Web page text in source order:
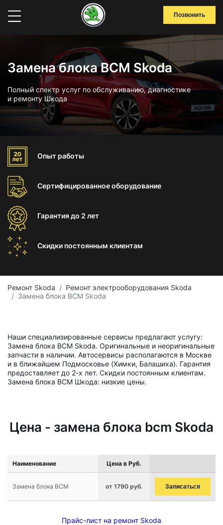
Позвонить
Замена блока BCM Skoda
Полный спектр услуг по обслуживанию, диагностике
и ремонту Шкода
Опыт работы
Сертифицированноеоборудование
Гарантиядо 2 лет
Скидки постоянным клиентам
Ремонт Skoda
Ремонт электрооборудования Skoda
Замена блока BCM Skoda
Наши специализированные сервисы предлагают услугу:
Замена блока BCM Skoda. Оригинальные и неоригинальные
запчасти в наличии. Автосервисы располагаются в Москве
и в ближайшем Подмосковье (Химки, Балашиха). Гарантия
предоставляет до 2-х лет. Скидки постоянным клиентам.
Замена блока BCM Шкода: низкие цены.
Цена - замена блока bcm Skoda
Наименование Цена в Руб.
Замена блока BCM от 1790 руб. Записаться
Прайс-лист на ремонт Skoda